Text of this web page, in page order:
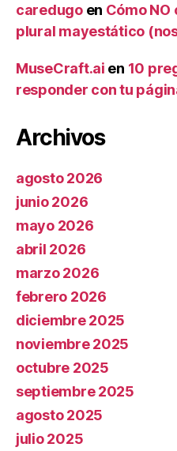
caredugoen Cómo
plural mayestático
MuseCraft.ai en 10
responder con tu
Archivos
agosto 2026
junio 2026
mayo 2026
abril 2026
marzo 2026
febrero 2026
diciembre 2025
noviembre 2025
octubre 2025
septiembre 2025
agosto 2025
julio 2025